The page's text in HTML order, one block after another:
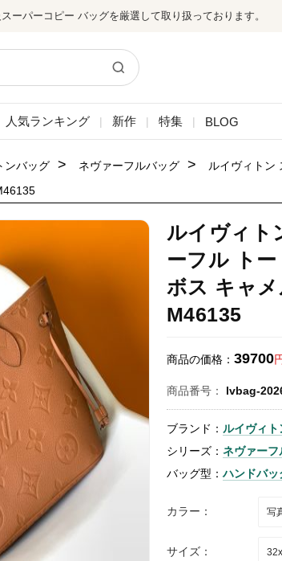
ーパーコピー バッグを厳選して取り扱っております。
人気ランキング | 新作 | 特集 | BLOG
ンバッグ > ネヴァーフルバッグ >
ルイヴィトン
ルイヴィト
ーフル ト
ボス キャ
M46135
商品の価格： 39700
商品番号： lvbag-
ブランド： ルイヴィ
シリーズ： ネヴァーフ
バッグ型：ハンドバッ
カラー：
サイズ：